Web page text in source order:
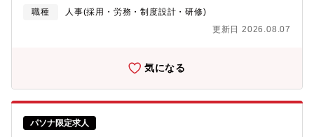
止めることができない給与計算において重要な役割を担うことが
できるポジションです。顧客への提案力や、業務改善力・システ
ム理解力など、給与計算はもちろん、その他の分野にも応用可能
ス部門は、東京（70名）、北海道（190名）、長崎（35名）に拠
ていただきます。【求める人物像】・顧客キーパーソンや社内他
ョンが得意な方・顧客の課題や要望に着目し、解決方法を考えて
職種
人事(採用・労務・制度設計・研修)
更新日 2026.08.07
気になる
パソナ限定求人